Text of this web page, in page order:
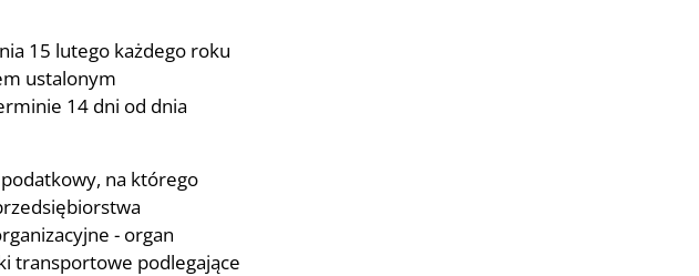
15 lutego każdego roku
ustalonym
14 dni od dnia
na którego
- organ
transportowe podlegające